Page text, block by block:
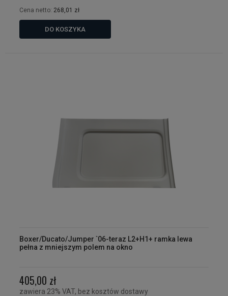
Cena netto: 268,01 zł
DO KOSZYKA
Boxer/Ducato/Jumper `06-teraz L2+H1+ ramka lewa
pełna z mniejszym polem na okno
405,00 zł
zawiera 23% VAT, bez kosztów dostawy